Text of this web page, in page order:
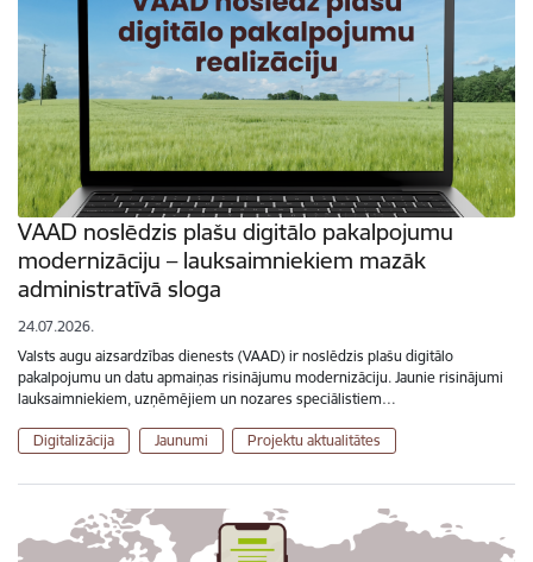
VAAD noslēdzis plašu digitālo pakalpojumu
modernizāciju – lauksaimniekiem mazāk
administratīvā sloga
24.07.2026.
Valsts augu aizsardzības dienests (VAAD) ir noslēdzis plašu digitālo
pakalpojumu un datu apmaiņas risinājumu modernizāciju. Jaunie risinājumi
lauksaimniekiem, uzņēmējiem un nozares speciālistiem…
Digitalizācija Jaunumi Projektu aktualitātes